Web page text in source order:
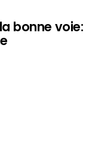
bonne voie: